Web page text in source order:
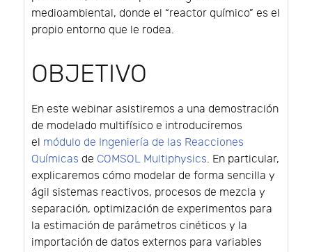
medioambiental, donde el “reactor químico” es el
propio entorno que le rodea.
OBJETIVO
En este webinar asistiremos a una demostración
de modelado multifísico e introduciremos
el módulo de Ingeniería de las Reacciones
Químicas de COMSOL Multiphysics. En particular,
explicaremos cómo modelar de forma sencilla y
ágil sistemas reactivos, procesos de mezcla y
separación, optimización de experimentos para
la estimación de parámetros cinéticos y la
importación de datos externos para variables